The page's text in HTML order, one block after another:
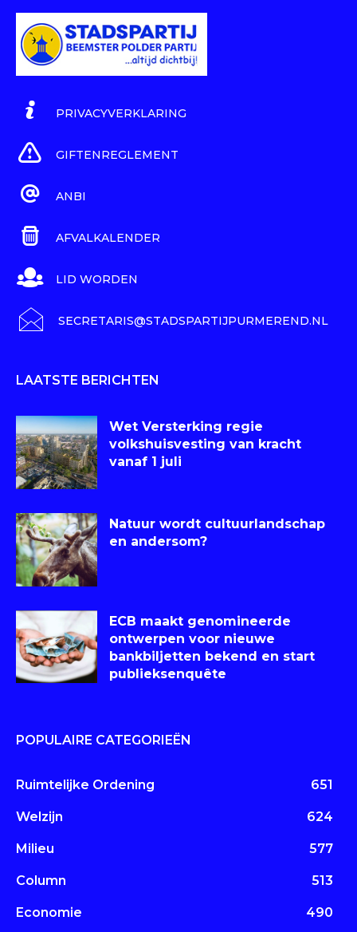
PRIVACYVERKLARING
GIFTENREGLEMENT
ANBI
AFVALKALENDER
LID WORDEN
SECRETARIS@STADSPARTIJPURMEREND.NL
LAATSTE BERICHTEN
Wet Versterking regie
volkshuisvesting van kracht
vanaf 1 juli
Natuur wordt cultuurlandschap
en andersom?
ECB maakt genomineerde
ontwerpen voor nieuwe
bankbiljetten bekend en start
publieksenquête
POPULAIRE CATEGORIEËN
Ruimtelijke Ordening 651
Welzijn 624
Milieu 577
Column 513
Economie 490